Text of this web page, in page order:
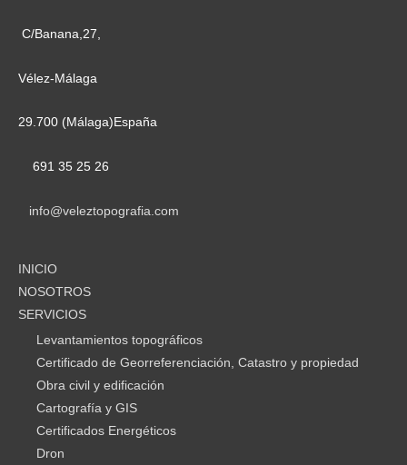
C/Banana,27,
Vélez-Málaga
29.700 (Málaga)España
691 35 25 26
info@veleztopografia.com
INICIO
NOSOTROS
SERVICIOS
Levantamientos topográficos
Certificado de Georreferenciación, Catastro y propiedad
Obra civil y edificación
Cartografía y GIS
Certificados Energéticos
Dron